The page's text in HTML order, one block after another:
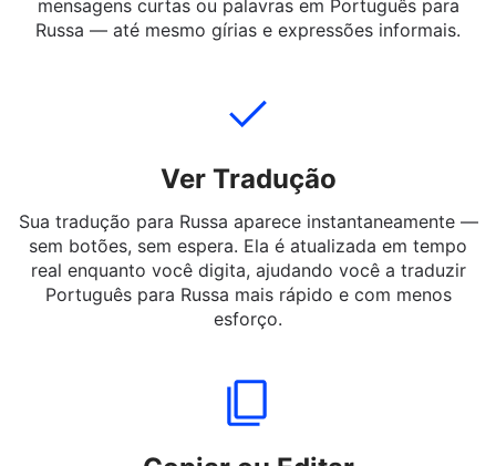
Digite, cole ou envie o texto em Português que você
deseja traduzir. Você pode inserir frases completas,
Ver Tradução
Sua tradução para Russa aparece instantaneamente —
sem botões, sem espera. Ela é atualizada em tempo
real enquanto você digita, ajudando você a traduzir
esforço.